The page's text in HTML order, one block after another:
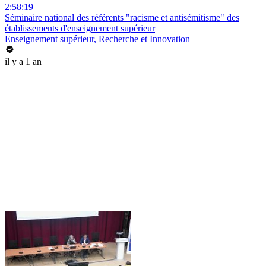
2:58:19
Séminaire national des référents "racisme et antisémitisme" des
établissements d'enseignement supérieur
Enseignement supérieur, Recherche et Innovation
il y a 1 an